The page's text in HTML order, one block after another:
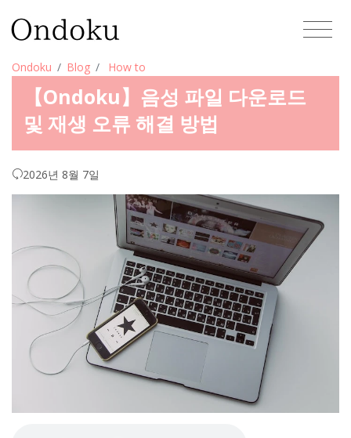
Ondoku Blog How to
【Ondoku】음성 파일 다운로드
및 재생 오류 해결 방법
2026년 8월 7일